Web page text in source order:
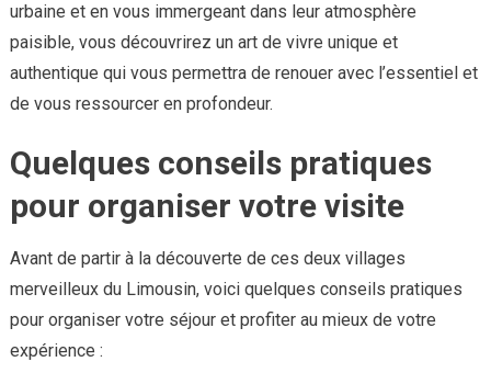
urbaine et en vous immergeant dans leur atmosphère
paisible, vous découvrirez un art de vivre unique et
authentique qui vous permettra de renouer avec l’essentiel et
de vous ressourcer en profondeur.
Quelques conseils pratiques
pour organiser votre visite
Avant de partir à la découverte de ces deux villages
merveilleux du Limousin, voici quelques conseils pratiques
pour organiser votre séjour et profiter au mieux de votre
expérience :